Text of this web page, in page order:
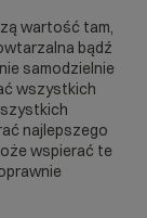
wartość tam,
bądź
samodzielnie
wszystkich
najlepszego
wspierać te